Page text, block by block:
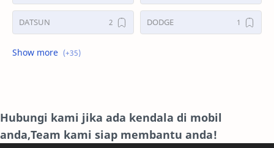
DATSUN DODGE
FORD
INTERNET ISUZU
JAGUAR. KAKI-KAKI
Hubungi kami jika ada kendala di mobil
anda,Team kami siap membantu anda!